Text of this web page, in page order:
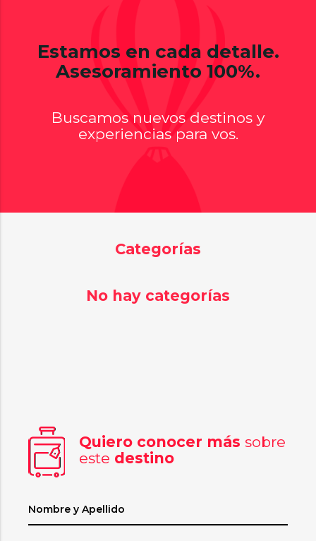
Estamos en cada detalle.
Asesoramiento 100%.
Buscamos nuevos destinos y
experiencias para vos.
Categorías
No hay categorías
Quiero conocer más sobre
este destino